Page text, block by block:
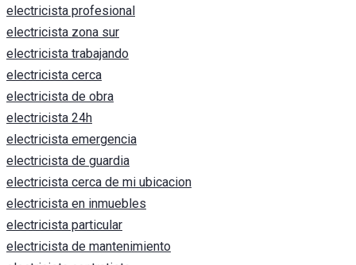
electricista profesional
electricista zona sur
electricista trabajando
electricista cerca
electricista de obra
electricista 24h
electricista emergencia
electricista de guardia
electricista cerca de mi ubicacion
electricista en inmuebles
electricista particular
electricista de mantenimiento